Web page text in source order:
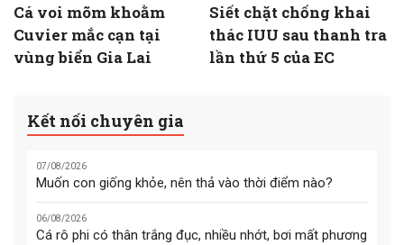
Cá voi mõm khoằm
Cuvier mắc cạn tại
vùng biển Gia Lai
Siết chặt chống khai
thác IUU sau thanh tra
lần thứ 5 của EC
Kết nối chuyên gia
07/08/2026
Muốn con giống khỏe, nên thả vào thời điểm nào?
06/08/2026
Cá rô phi có thân trắng đục, nhiều nhớt, bơi mất phương